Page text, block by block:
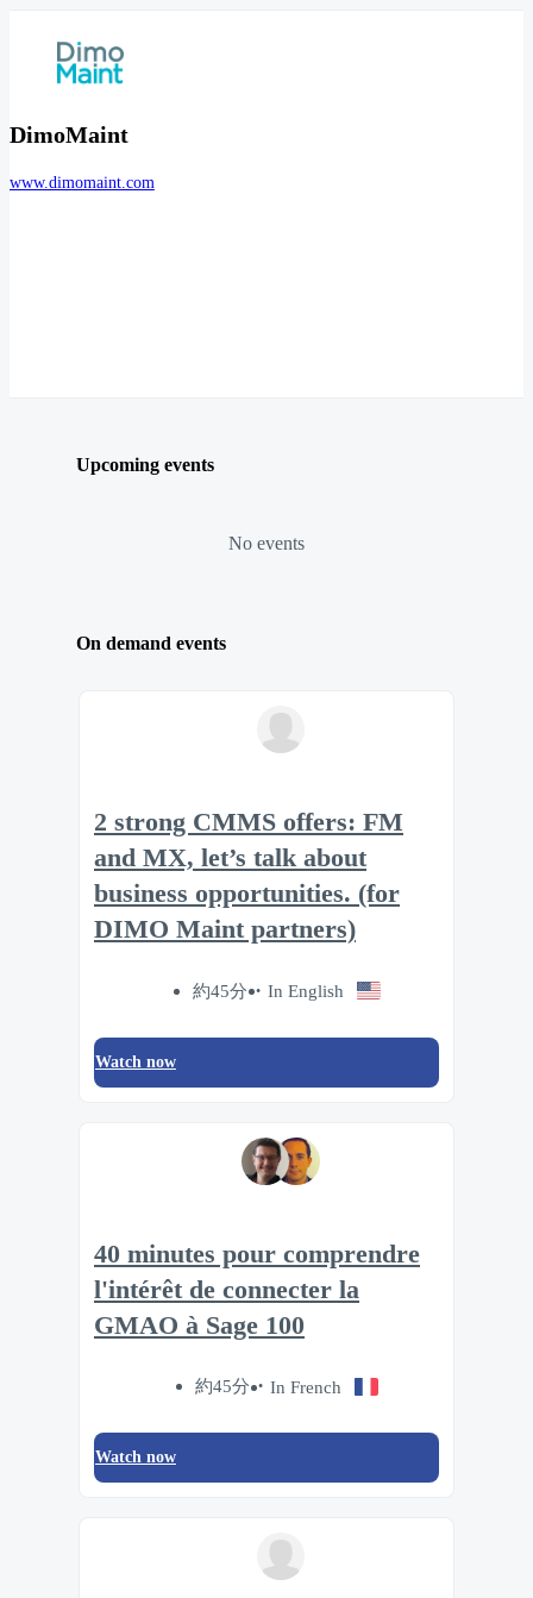
DimoMaint
www.dimomaint.com
Upcoming events
No events
On demand events
2 strong CMMS offers: FM
and MX, let’s talk about
business opportunities. (for
DIMO Maint partners)
約45分 In English
Watch now
40 minutes pour comprendre
l'intérêt de connecter la
GMAO à Sage 100
約45分 In French
Watch now